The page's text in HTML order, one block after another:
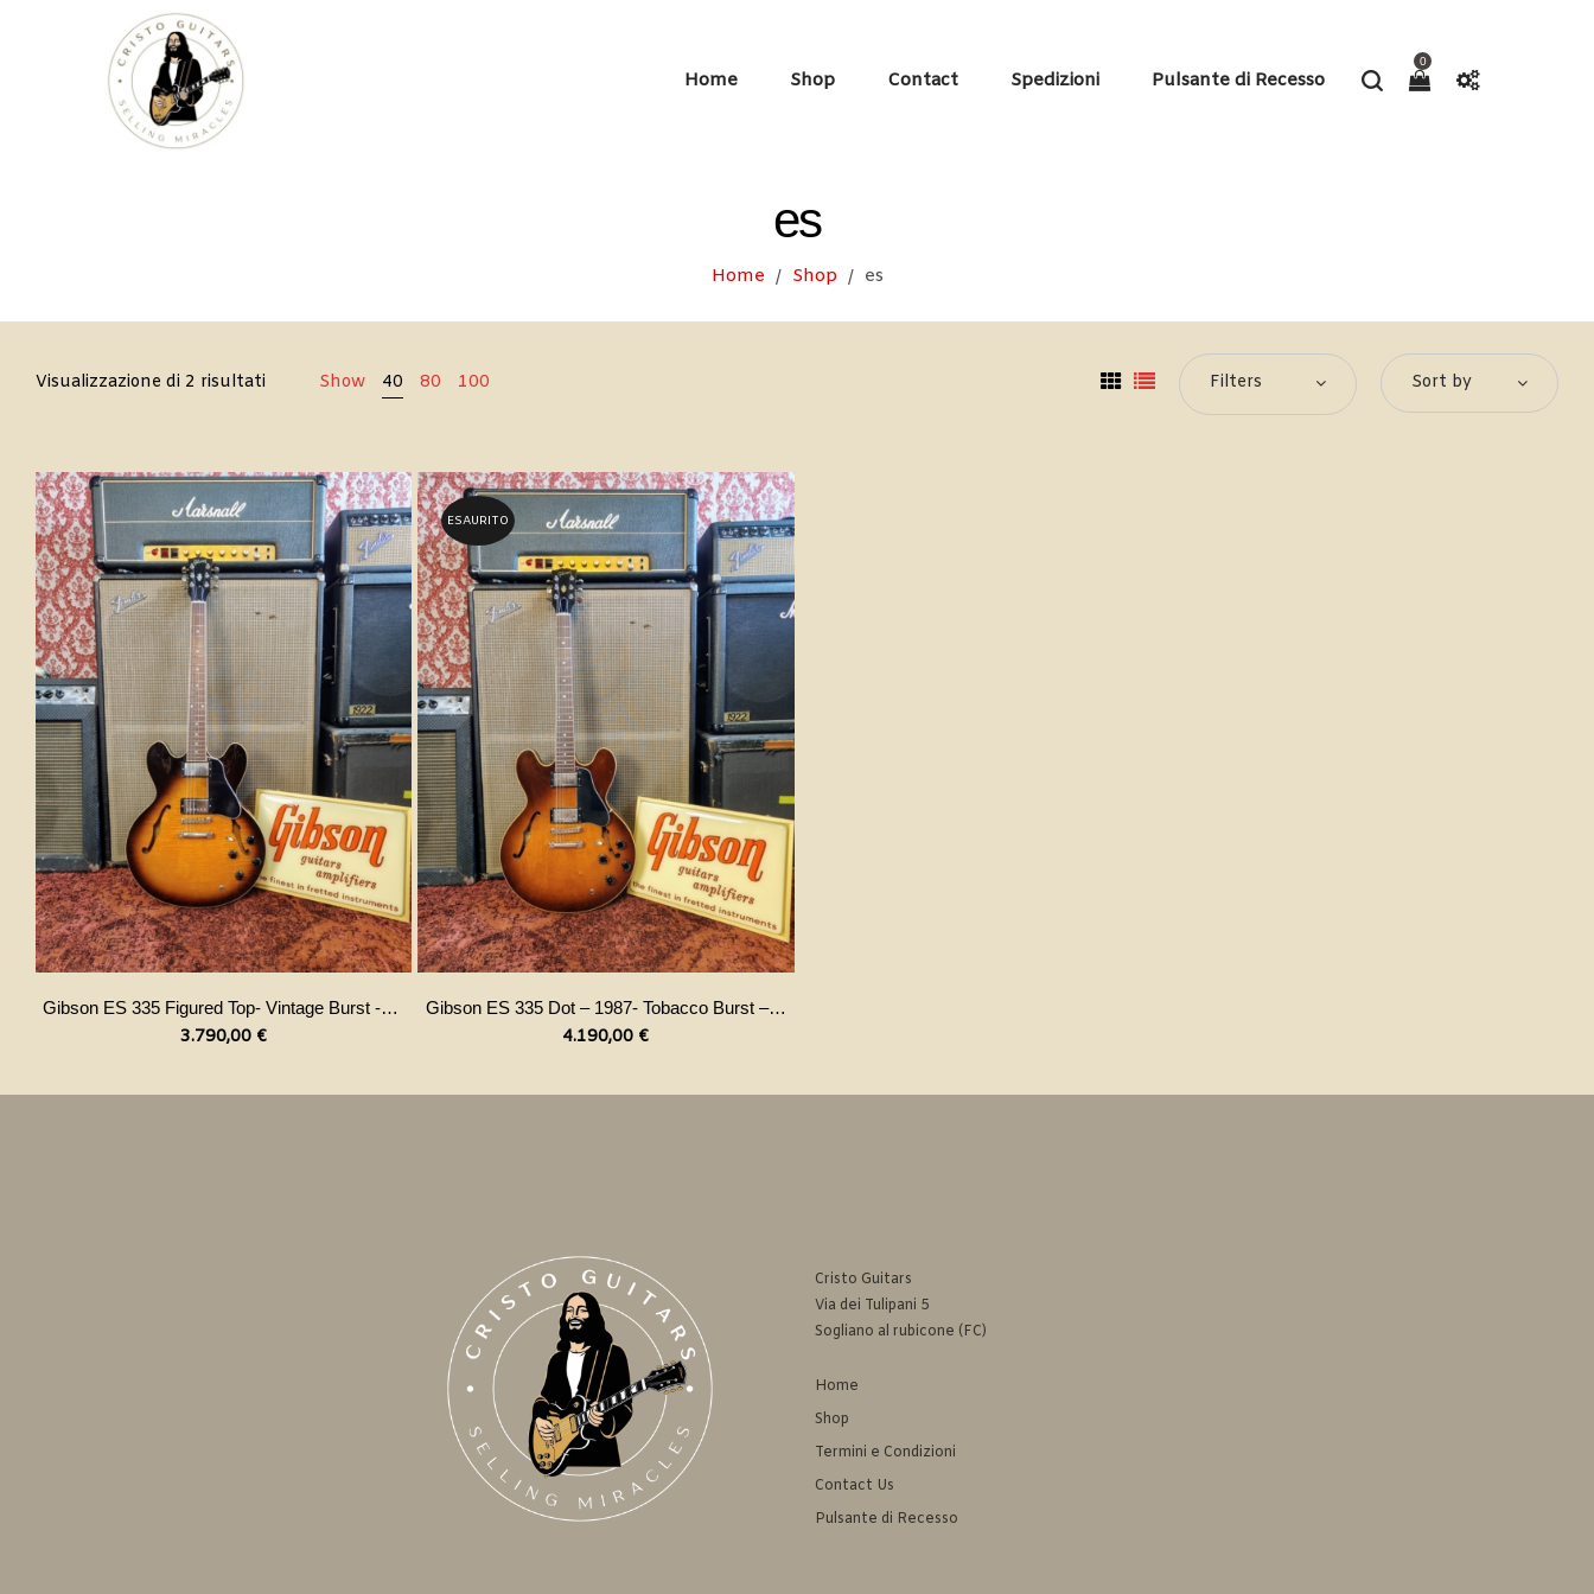
0
Home Shop Contact Spedizioni Pulsante di Recesso
es
Home / Shop / es
Visualizzazione di 2 risultati Ordina
al
recente
Show 40 80 100 Filters Sort by
Gibson ES 335 Figured Top- Vintage Burst -1998
3.790,00 €
ESAURITO
Gibson ES 335 Dot – 1987- Tobacco Burst – Tim Shaw
4.190,00 €
Cristo Guitars
Via dei Tulipani 5
Sogliano al rubicone (FC)
Home
Shop
Termini e Condizioni
Contact Us
Pulsante di Recesso